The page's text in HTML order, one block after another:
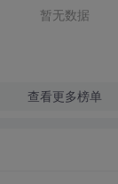
暂无数据
查看更多榜单